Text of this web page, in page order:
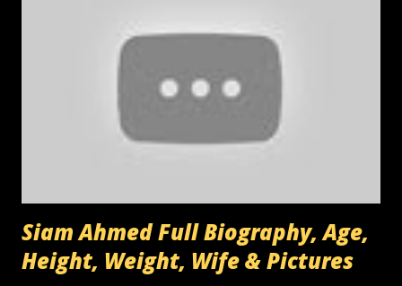
Siam Ahmed Full Biography, Age,
Height, Weight, Wife & Pictures